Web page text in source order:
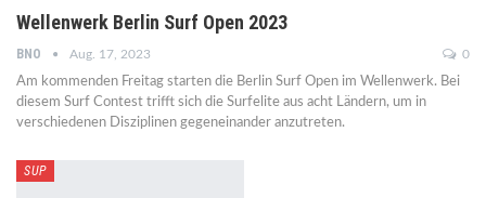
Wellenwerk Berlin Surf Open 2023
BNO Aug. 17, 2023 0
Am kommenden Freitag starten die Berlin Surf Open im Wellenwerk. Bei
diesem Surf Contest trifft sich die Surfelite aus acht Ländern, um in
verschiedenen Disziplinen gegeneinander anzutreten.
SUP